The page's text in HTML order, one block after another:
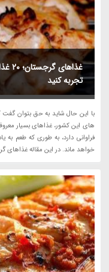
تجربه کنید
با این حال شاید به حق بتوان
های این کشور، غذاهای بسیار
فراوانی دارد، به طوری که طعم به
خواهد ماند. در این مقاله غذاهای